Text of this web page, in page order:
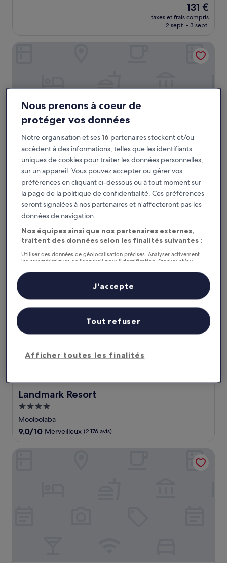
Le
nouveau
prix
de
131 €
131 €
taxes et frais compris
2 sept. - 3 sept.
Holiday Inn & Suites Sunshine Coast by
IHG
Holiday Inn & Suites Sunshine Coast by IHG
Hébergement
4.0 étoiles
Maroochydore
8.8
10,
Excellent,
(1 009 avis)
8,8/10 Excellent (1 009 avis)
Le
nouveau
est
115 €
taxes et frais compris
4 sept. - 5 sept.
Landmark Resort
Landmark Resort
Hébergement
4.0 étoiles
Mooloolaba
9.0
10,
9,0/10 Merveilleux (2 176 avis)
Landmark Resort
Nous prenons à coeur de
protéger vos données
Notre organisation et ses16 partenaires stockent et/ou
accèdent à des informations, telles que les identifiants
uniques de cookies pour traiter les données personnelles,
sur un appareil. Vous pouvez accepter ou gérer vos
préférences en cliquant ci-dessous ou à tout moment sur
la page de la politique de confidentialité. Ces préférences
seront signalées à nos partenaires et n’affecteront pas les
données de navigation.
Nos équipes ainsi que nos partenaires externes,
traitent des données selon les finalités suivantes :
Utiliser des données de géolocalisation précises. Analyser activement
les caractéristiques de l’appareil pour l’identification. Stocker et/ou
personnalisés, mesure de performance des publicités et du contenu,
études d’audience et développement de services.
Liste de nos partenaires (fournisseurs)
Afficher toutes les finalités
Tout refuser
J'accepte